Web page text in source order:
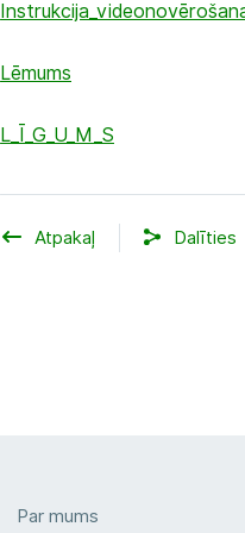
Lēmums
L_Ī_G_U_M_S
Atpakaļ Dalīties
Par mums